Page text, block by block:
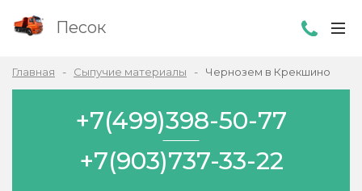
Песок
Главная Сыпучие материалы Чернозем в Крекшино
+7(499)398-50-77
+7(903)737-33-22